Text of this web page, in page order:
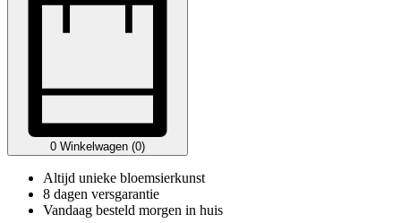
0 Winkelwagen (0)
Altijd unieke bloemsierkunst
8 dagen versgarantie
Vandaag besteld morgen in huis